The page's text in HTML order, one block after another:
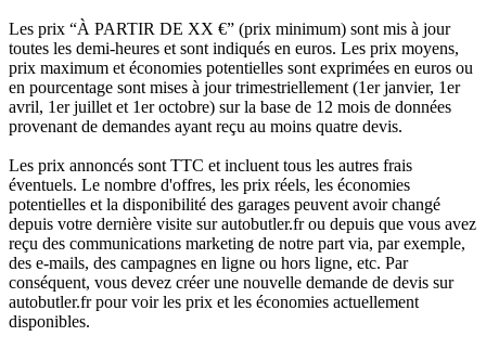
Les prix “À PARTIR DE XX €” (prix minimum) sont mis à jour
toutes les demi-heures et sont indiqués en euros. Les prix moyens,
prix maximum et économies potentielles sont exprimées en euros ou
en pourcentage sont mises à jour trimestriellement (1er janvier, 1er
avril, 1er juillet et 1er octobre) sur la base de 12 mois de données
provenant de demandes ayant reçu au moins quatre devis.
Les prix annoncés sont TTC et incluent tous les autres frais
éventuels. Le nombre d'offres, les prix réels, les économies
potentielles et la disponibilité des garages peuvent avoir changé
depuis votre dernière visite sur autobutler.fr ou depuis que vous avez
reçu des communications marketing de notre part via, par exemple,
des e-mails, des campagnes en ligne ou hors ligne, etc. Par
conséquent, vous devez créer une nouvelle demande de devis sur
autobutler.fr pour voir les prix et les économies actuellement
disponibles.